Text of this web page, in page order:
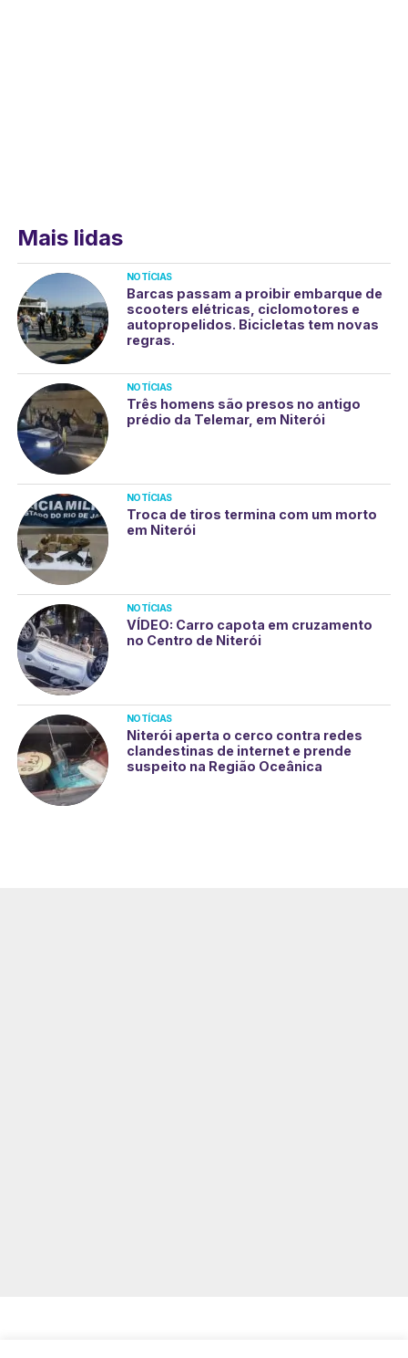
Mais lidas
NOTÍCIAS
Barcas passam a proibir embarque de
scooters elétricas, ciclomotores e
autopropelidos. Bicicletas tem novas
regras.
NOTÍCIAS
Três homens são presos no antigo
prédio da Telemar, em Niterói
NOTÍCIAS
Troca de tiros termina com um morto
em Niterói
NOTÍCIAS
VÍDEO: Carro capota em cruzamento
no Centro de Niterói
NOTÍCIAS
Niterói aperta o cerco contra redes
clandestinas de internet e prende
suspeito na Região Oceânica